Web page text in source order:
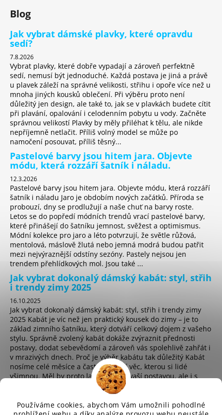
Používáme cookies, abychom Vám umožnili pohodlné
s
Blog
Jak vybrat dámské plavky, které opravdu
sedí?
7.8.2026
Vybrat plavky, které dobře vypadají a zároveň perfektně
sedí, nemusí být jednoduché. Každá postava je jiná a právě
u plavek záleží na správné velikosti, střihu i opoře více než u
mnoha jiných kousků oblečení. Při výběru proto není
důležitý jen design, ale také to, jak se v plavkách budete cítit
při plavání, opalování i celodenním pobytu u vody. Začněte
správnou velikostí Plavky by měly přiléhat k tělu, ale nikde
nepříjemně netlačit. Příliš volný model se může po
namočení posouvat, příliš těsný...
Pastelové barvy jsou hitem jara. Objevte
módu, která rozzáří šatník i náladu.
12.3.2026
Pastelové barvy jsou hitem jara. Objevte módu, která rozzáří
šatník i náladu Jaro je obdobím nových začátků. Příroda se
probouzí, dny se prodlužují a naše chuť na barvy roste.
Letos se do popředí módních trendů vrací pastelové barvy,
které přinášejí do šatníku jemnost, svěžest a optimismus.
Módní kolekce pro jaro a léto potvrzují, že světle růžová,
mentolová, máslově žlutá nebo jemná modrá budou patřit
mezi nejvýraznější odstíny sezóny. Pastely nejsou jen
trendem přehlídkových mol. Jsou také ...
Jak vybrat dokonalý dámský kabát: styl, střih
i trendy zimy 2025
16.10.2025
Jak vybrat dokonalý dámský kabát: styl, střih i trendy zimy
2025 Kabát je víc než jen praktický kousek do zimy – je to
základ zimního šatníku, který dotváří celkový dojem z vašeho
stylu. Správně zvolený kabát dokáže zvýraznit přednosti
postavy, dodat sebevědomí a zároveň vás spolehlivě zahřát i
v mrazivých dnech. Proč je výběr kabátu tak důležitý Kabát
nosíme celé měsíce a často je první věc, kterou si lidé
všimnou. Měl by proto ladit nejen s vaší postavou, ale i s
osobním stylem a životním t...